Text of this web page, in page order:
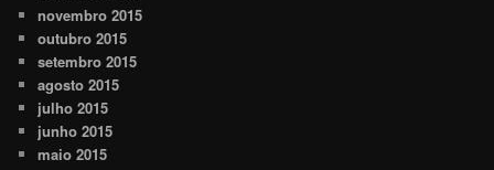
novembro 2015
outubro 2015
setembro 2015
agosto 2015
julho 2015
junho 2015
maio 2015